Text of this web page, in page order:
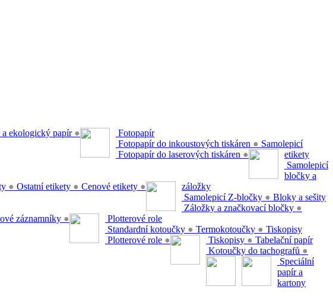
ekologický papír ●
Fotopapír
Fotopapír do inkoustových tiskáren ●
Fotopapír do laserových tiskáren ●
Samolepicí
etikety
● Ostatní etikety ● Cenové etikety ●
Samolepicí
bločky a
záložky
Samolepicí Z-bločky ●
Záložky a značkovací bločky ●
Bloky a sešity
záznamníky ●
Plotterové role
Standardní kotoučky ● Termokotoučky ●
Plotterové role ●
Tiskopisy
Tiskopisy ●
Kotoučky do tachografů ●
Tabelační papír
Speciální
papír a
kartony